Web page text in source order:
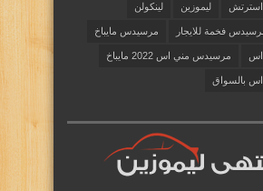
استرتش ليموزين لينكولن
فخمة للايجار مرسيدس مايباخ
مرسيدس مني اس 2022 مايباخ
بالسواق